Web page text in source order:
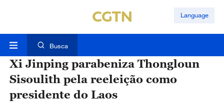
Language
Busca
Xi Jinping parabeniza Thongloun
Sisoulith pela reeleição como
presidente do Laos